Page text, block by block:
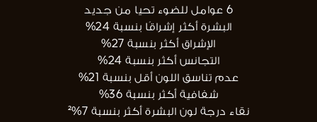
6 عوامل للضوء تحيا من جديد
البشرة أكثر إشراقًا بنسبة 24%
الإشراق أكثر بنسبة 27%
التجانس أكثر بنسبة 24%
عدم تناسق اللون أقل بنسبة 21%
شفافية أكثر بنسبة 36%
نقاء درجة لون البشرة أكثر بنسبة 7%²